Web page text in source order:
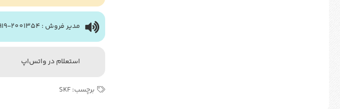
مدیر فروش : 2001354-0919
استعلام در واتس‌اپ
برچسب:SKF